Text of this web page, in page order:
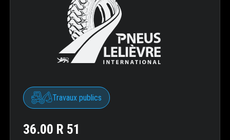
Travaux publics
36.00 R 51